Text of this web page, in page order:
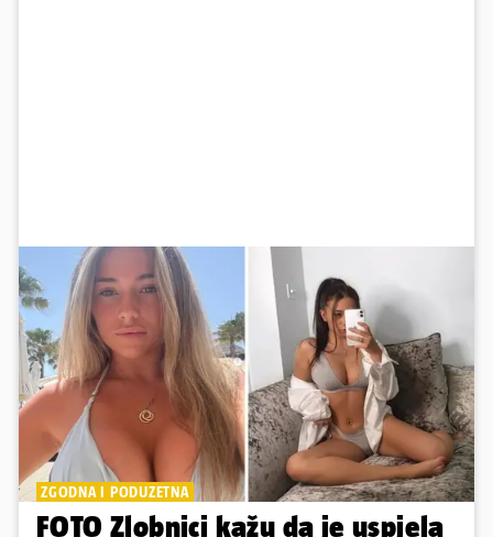
ZGODNA I PODUZETNA
FOTO Zlobnici kažu da je uspjela